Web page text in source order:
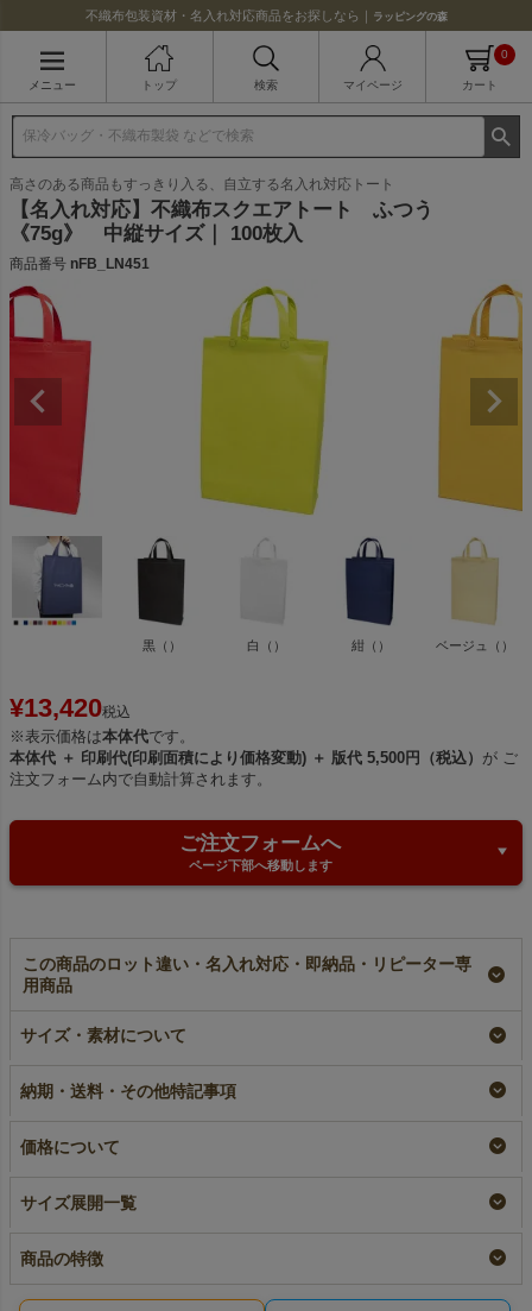
不織布包装資材・名入れ対応商品をお探しなら｜ ラッピングの森
メニュー トップ 検索 マイページ カート
0
高さのある商品もすっきり入る、自立する名入れ対応トート
【名入れ対応】不織布スクエアトート ふつう
《75g》 中縦サイズ｜ 100枚入
商品番号 nFB_LN451
黒（） 白（） 紺（） ベージュ（）
¥13,420税込
※表示価格は本体代です。
本体代 ＋ 印刷代(印刷面積により価格変動) ＋ 版代 5,500円（税込） が ご
注文フォーム内で自動計算されます。
ご注文フォームへ
ページ下部へ移動します
この商品のロット違い・名入れ対応・即納品・リピーター専
用商品
不織布スクエアトー
ト ふつう《75g》
～
即納品
【小ロット】不織布ス
｜10枚入～
小ロット
【名入れ／リピーター
専用】不織布スクエア
《75g》 中縦サイズ
サイズ・素材について
納期・送料・その他特記事項
価格について
サイズ展開一覧
商品の特徴